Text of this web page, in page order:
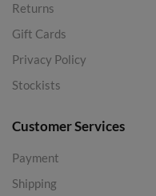
Returns
Gift Cards
Privacy Policy
Stockists
Customer Services
Payment
Shipping